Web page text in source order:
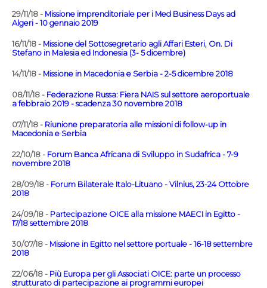
29/11/18 - Missione imprenditoriale per i Med Business Days ad
Algeri - 10 gennaio 2019
16/11/18 - Missione del Sottosegretario agli Affari Esteri, On. Di
Stefano in Malesia ed Indonesia (3- 5 dicembre)
14/11/18 - Missione in Macedonia e Serbia - 2-5 dicembre 2018
08/11/18 - Federazione Russa: Fiera NAIS sul settore aeroportuale
a febbraio 2019 - scadenza 30 novembre 2018
07/11/18 - Riunione preparatoria alle missioni di follow-up in
Macedonia e Serbia
22/10/18 - Forum Banca Africana di Sviluppo in Sudafrica - 7-9
novembre 2018
28/09/18 - Forum Bilaterale Italo-Lituano - Vilnius, 23-24 Ottobre
2018
24/09/18 - Partecipazione OICE alla missione MAECI in Egitto -
17/18 settembre 2018
30/07/18 - Missione in Egitto nel settore portuale - 16-18 settembre
2018
22/06/18 - Più Europa per gli Associati OICE: parte un processo
strutturato di partecipazione ai programmi europei